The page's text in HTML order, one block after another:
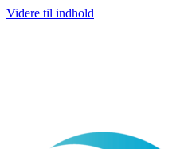
Videre til indhold